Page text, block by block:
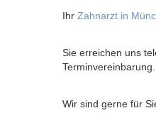
Ihr Zahnarzt in
Sie erreichen uns
Terminvereinbarung.
Wir sind gerne für